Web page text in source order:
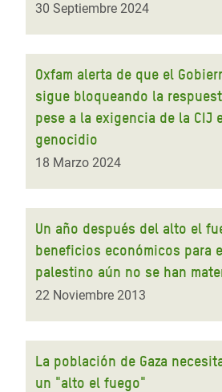
30 Septiembre 2024
Oxfam alerta de que el
sigue bloqueando la
pese a la exigencia de la CIJ
genocidio
18 Marzo 2024
Un año después del alto el
beneficios económicos para
palestino aún no se han
22 Noviembre 2013
La población de Gaza
un "alto el fuego"